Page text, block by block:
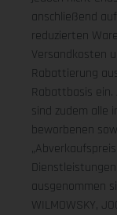
anschließend
reduzierten
Versandkosten
Rabattierung
Rabattbasis
sind zudem alle
beworbenen
ausgenommen
WILMOWSKY,